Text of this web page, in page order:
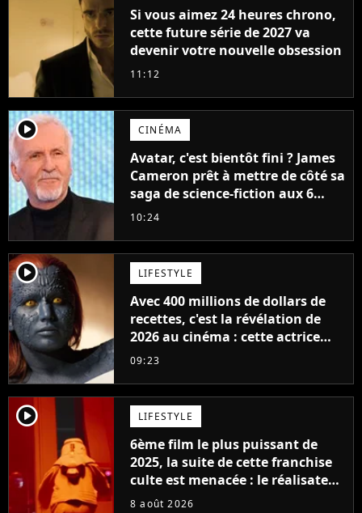
Si vous aimez 24 heures chrono,
cette future série de 2027 va
devenir votre nouvelle obsession
11:12
player2 CINÉMA
Avatar, c'est bientôt fini ? James
Cameron prêt à mettre de côté sa
saga de science-fiction aux 6
milliards de recettes
10:24
player2 LIFESTYLE
Avec 400 millions de dollars de
recettes, c'est la révélation de
2026 au cinéma : cette actrice
adorée prête à remplacer
09:23
player2 LIFESTYLE
6ème film le plus puissant de
2025, la suite de cette franchise
culte est menacée : le réalisateur
claque la porte pour "différends
8 août 2026